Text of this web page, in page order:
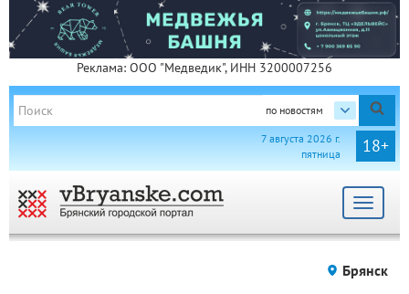
Реклама: ООО "Медведик", ИНН 3200007256
по новостям
18+
7 августа 2026 г.
пятница
Toggle
Брянск